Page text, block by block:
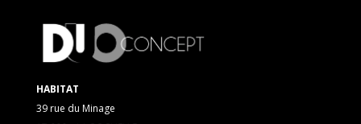
HABITAT
39 rue du Minage